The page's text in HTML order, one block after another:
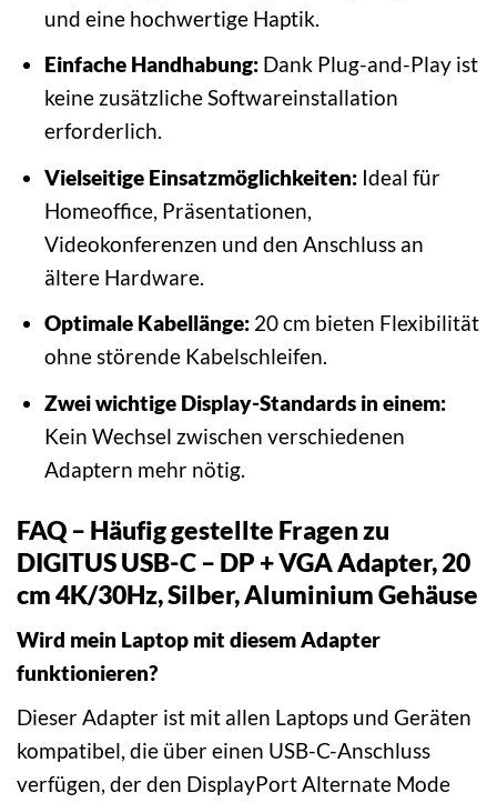
und eine hochwertige Haptik.
Einfache Handhabung:Dank Plug-and-Play ist
keine zusätzliche Softwareinstallation
erforderlich.
Vielseitige Einsatzmöglichkeiten:Ideal für
Homeoffice, Präsentationen,
Videokonferenzen und den Anschluss an
ältere Hardware.
Optimale Kabellänge:20 cm bieten Flexibilität
ohne störende Kabelschleifen.
Zwei wichtige Display-Standards in einem:
Kein Wechsel zwischen verschiedenen
Adaptern mehr nötig.
FAQ – Häufig gestellte Fragen zu
DIGITUS USB-C – DP + VGA Adapter, 20
cm 4K/30Hz, Silber, Aluminium Gehäuse
Wird mein Laptop mit diesem Adapter
funktionieren?
Dieser Adapter ist mit allen Laptops und Geräten
kompatibel, die über einen USB-C-Anschluss
verfügen, der den DisplayPort Alternate Mode